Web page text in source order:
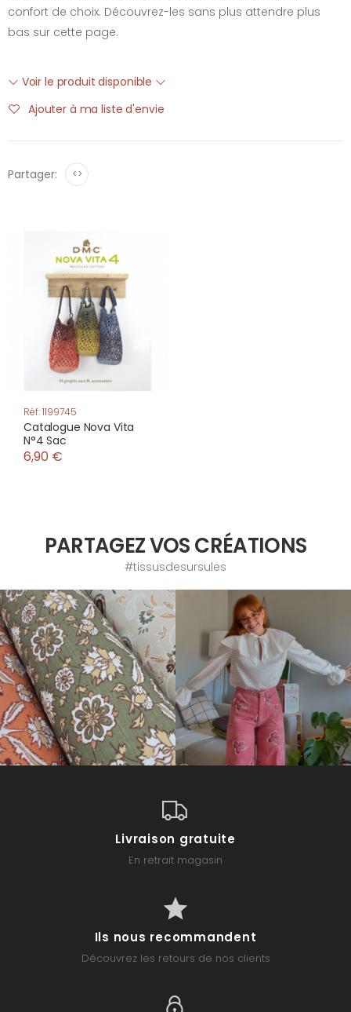
confort de choix. Découvrez-les sans plus attendre plus
bas sur cette page.
Voir le produit disponible
Ajouter à ma liste d'envie
Partager: <>
Réf: 1199745
Catalogue Nova Vita
N°4 Sac
6,90 €
PARTAGEZ VOS CRÉATIONS
#tissusdesursules
Livraison gratuite
En retrait magasin
Ils nous recommandent
Découvrez les retours de nos clients